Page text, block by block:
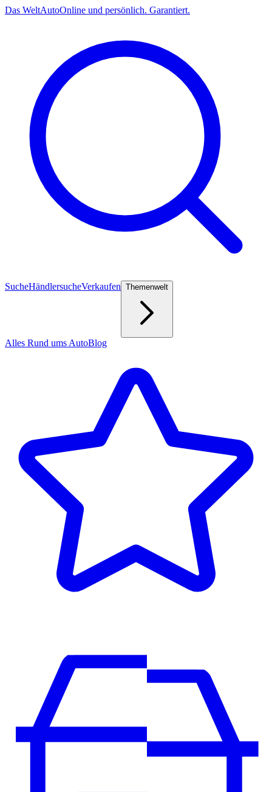
Das WeltAutoOnline und persönlich. Garantiert.
SucheHändlersucheVerkaufen Themenwelt
Alles Rund ums AutoBlog